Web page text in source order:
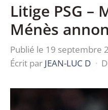
Litige PSG –
Ménès
Publié le 19 septembre
Écrit par JEAN-LUC D ·